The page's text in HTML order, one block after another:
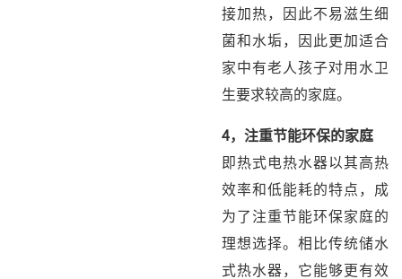
接加热，因此不易滋生细
菌和水垢，因此更加适合
家中有老人孩子对用水卫
生要求较高的家庭。
4， 注重节能环保的家庭
即热式电热水器以其高热
效率和低能耗的特点，成
为了注重节能环保家庭的
理想选择。相比传统储水
式热水器，它能够更有效